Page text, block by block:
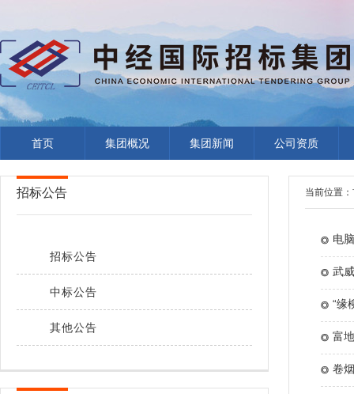
首页 集团概况 集团新闻 公司资质
招标公告
招标公告
中标公告
其他公告
当前位置：
电
武
“缘
富
卷